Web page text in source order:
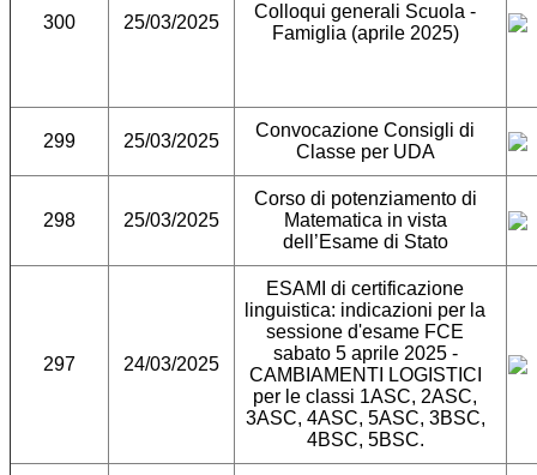
300 25/03/2025
Colloqui generali Scuola -
Famiglia (aprile 2025)
299 25/03/2025
Convocazione Consigli di
Classe per UDA
298 25/03/2025
Corso di potenziamento di
Matematica in vista
dell’Esame di Stato
297 24/03/2025
ESAMI di certificazione
linguistica: indicazioni per la
sessione d'esame FCE
sabato 5 aprile 2025 -
CAMBIAMENTI LOGISTICI
per le classi 1ASC, 2ASC,
3ASC, 4ASC, 5ASC, 3BSC,
4BSC, 5BSC.